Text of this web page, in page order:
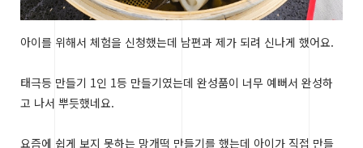
아이를 위해서 체험을 신청했는데 남편과 제가 되려 신나게 했어요.
태극등 만들기 1인 1등 만들기였는데 완성품이 너무 예뻐서 완성하
고 나서 뿌듯했네요.
요즘에 쉽게 보지 못하는 망개떡 만들기를 했는데 아이가 직접 만들